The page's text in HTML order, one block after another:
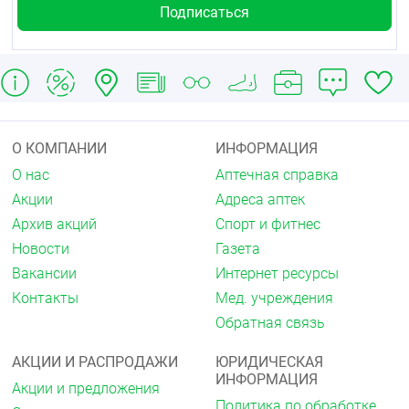
Haemophilus influenzae (чувствительные и
резистентные к ампициллину),
Helicobacter pylori,
Klebsiella spp. (в том числе Klebsiella oxytoca,
Klebsiella pneumoniae),
Moraxella catarrhalis,
Morganella morganii,
Neisseria gonorrhoeae (продуцирующие и не
продуцирующие пенициллиназу),
Pasteurella spp. (в том числе Pasteurella canis,
mirabilis,
Proteus vulgaris,
О КОМПАНИИ
О нас
Акции
Архив акций
Новости
Вакансии
Контакты
ИНФОРМАЦИЯ
Аптечная справка
Адреса аптек
Спорт и фитнес
Газета
Интернет ресурсы
Мед. учреждения
Обратная связь
АКЦИИ И РАСПРОДАЖИ
Акции и предложения
ЮРИДИЧЕСКАЯ
ИНФОРМАЦИЯ
Политика по обработке